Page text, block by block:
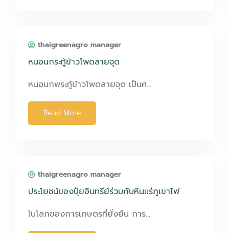
thaigreenagro manager
หนอนกระทู้ข้าวโพดลายจุด
หนอนกพระทู้ข้าวโพดลายจุด เป็นศ…
Read More
thaigreenagro manager
ประโยชน์ของปุ๋ยอินทรีย์ร่วมกับหินแร่ภูเขาไฟ
ในโลกของการเกษตรที่ยั่งยืน การ…